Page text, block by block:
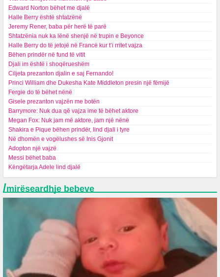
Edward Norton bëhet me djalë
Halle Berry është shtatzënë
Jeremy Rener, baba për herë të parë
Shtatzënia nuk ka lënë shenjë në trupin e Beyonce
Halle Berry do të jetojë në Francë kur t’i rritet vajza
Bëhen prindër në fund të vitit
Djali im është i shoqërueshëm
Ciljeta prezanton djalin e saj Fernando!
Princi William dhe Dukesha Kate Middleton presin një fëmijë
Fergie do të bëhet nënë
Gisele prezanton vajzën me botën
Barrymore: Nuk dua që vajza ime të bëhet aktore
Megan Fox: Nuk jam më aktore, jam një nënë
Shakira e Pique bëhen prindër, lind djali i tyre
Në dhomën e vogëlushes së Inis Gjonit
Adopton një vajzë
Messi bëhet baba
Këngëtarja Adele lind djalë
/mirëseardhje bebeve